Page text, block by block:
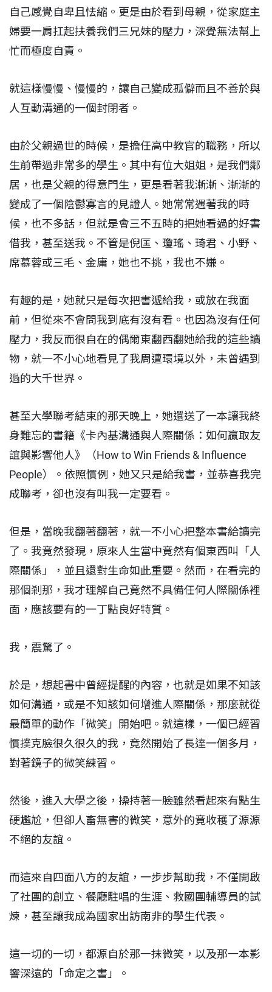
自己感覺自卑且怯縮。更是由於看到母親，從家庭主
婦要一肩扛起扶養我們三兄妹的壓力，深覺無法幫上
忙而極度自責。
就這樣慢慢、慢慢的，讓自己變成孤僻而且不善於與
人互動溝通的一個封閉者。
由於父親過世的時候，是擔任高中教官的職務，所以
生前帶過非常多的學生。其中有位大姐姐，是我們鄰
居，也是父親的得意門生，更是看著我漸漸、漸漸的
變成了一個陰鬱寡言的見證人。她常常遇著我的時
候，也不多話，但就是會三不五時的把她看過的好書
借我，甚至送我。不管是倪匡、瓊瑤、琦君、小野、
席慕蓉或三毛、金庸，她也不挑，我也不嫌。
有趣的是，她就只是每次把書遞給我，或放在我面
前，但從來不會問我到底有沒有看。也因為沒有任何
壓力，我反而很自在的偶爾東翻西翻她給我的這些讀
物，就一不小心地看見了我周遭環境以外，未曾遇到
過的大千世界。
甚至大學聯考結束的那天晚上，她還送了一本讓我終
身難忘的書籍《卡內基溝通與人際關係：如何贏取友
誼與影響他人》（How to Win Friends & Influence
People）。依照慣例，她又只是給我書，並恭喜我完
成聯考，卻也沒有叫我一定要看。
但是，當晚我翻著翻著，就一不小心把整本書給讀完
了。我竟然發現，原來人生當中竟然有個東西叫「人
際關係」，並且還對生命如此重要。然而，在看完的
那個剎那，我才理解自己竟然不具備任何人際關係裡
面，應該要有的一丁點良好特質。
我，震驚了。
於是，想起書中曾經提醒的內容，也就是如果不知該
如何溝通，或是不知該如何增進人際關係，那麼就從
最簡單的動作「微笑」開始吧。就這樣，一個已經習
慣撲克臉很久很久的我，竟然開始了長達一個多月，
對著鏡子的微笑練習。
然後，進入大學之後，操持著一臉雖然看起來有點生
硬尷尬，但卻人畜無害的微笑，意外的竟收穫了源源
不絕的友誼。
而這來自四面八方的友誼，一步步幫助我，不僅開啟
了社團的創立、餐廳駐唱的生涯、救國團輔導員的試
煉，甚至讓我成為國家出訪南非的學生代表。
這一切的一切，都源自於那一抹微笑，以及那一本影
響深遠的「命定之書」。